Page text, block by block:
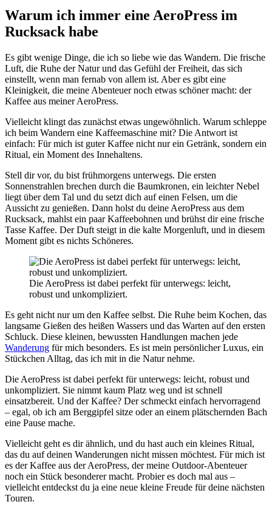
Warum ich immer eine AeroPress im
Rucksack habe
Es gibt wenige Dinge, die ich so liebe wie das Wandern. Die frische
Luft, die Ruhe der Natur und das Gefühl der Freiheit, das sich
einstellt, wenn man fernab von allem ist. Aber es gibt eine
Kleinigkeit, die meine Abenteuer noch etwas schöner macht: der
Kaffee aus meiner AeroPress.
Vielleicht klingt das zunächst etwas ungewöhnlich. Warum schleppe
ich beim Wandern eine Kaffeemaschine mit? Die Antwort ist
einfach: Für mich ist guter Kaffee nicht nur ein Getränk, sondern ein
Ritual, ein Moment des Innehaltens.
Stell dir vor, du bist frühmorgens unterwegs. Die ersten
Sonnenstrahlen brechen durch die Baumkronen, ein leichter Nebel
liegt über dem Tal und du setzt dich auf einen Felsen, um die
Aussicht zu genießen. Dann holst du deine AeroPress aus dem
Rucksack, mahlst ein paar Kaffeebohnen und brühst dir eine frische
Tasse Kaffee. Der Duft steigt in die kalte Morgenluft, und in diesem
Moment gibt es nichts Schöneres.
Die AeroPress ist dabei perfekt für unterwegs: leicht,
robust und unkompliziert.
Es geht nicht nur um den Kaffee selbst. Die Ruhe beim Kochen, das
langsame Gießen des heißen Wassers und das Warten auf den ersten
Schluck. Diese kleinen, bewussten Handlungen machen jede
Wanderung für mich besonders. Es ist mein persönlicher Luxus, ein
Stückchen Alltag, das ich mit in die Natur nehme.
Die AeroPress ist dabei perfekt für unterwegs: leicht, robust und
unkompliziert. Sie nimmt kaum Platz weg und ist schnell
einsatzbereit. Und der Kaffee? Der schmeckt einfach hervorragend
– egal, ob ich am Berggipfel sitze oder an einem plätschernden Bach
eine Pause mache.
Vielleicht geht es dir ähnlich, und du hast auch ein kleines Ritual,
das du auf deinen Wanderungen nicht missen möchtest. Für mich ist
es der Kaffee aus der AeroPress, der meine Outdoor-Abenteuer
noch ein Stück besonderer macht. Probier es doch mal aus –
vielleicht entdeckst du ja eine neue kleine Freude für deine nächsten
Touren.